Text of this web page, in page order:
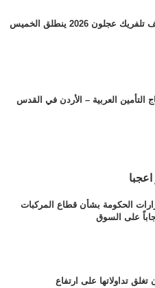
مهرجان صيف تلفريك عجلون 2026 ينطلق الخميس
التأمين العربية – الأردن في القدس
اعجبا
الحكومة بشأن قطاع المركبات
على السوق
تداولاتها على ارتفاع